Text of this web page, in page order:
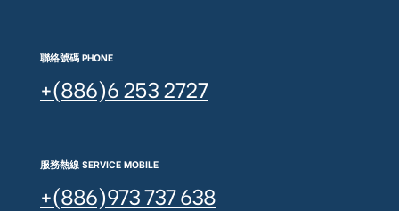
聯絡號碼 PHONE
+(886)6 253 2727
服務熱線 SERVICE MOBILE
+(886)973 737 638